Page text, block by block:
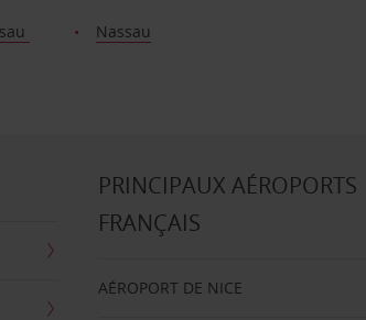
Nassau
PRINCIPAUX AÉROPORTS
FRANÇAIS
AÉROPORT DE NICE